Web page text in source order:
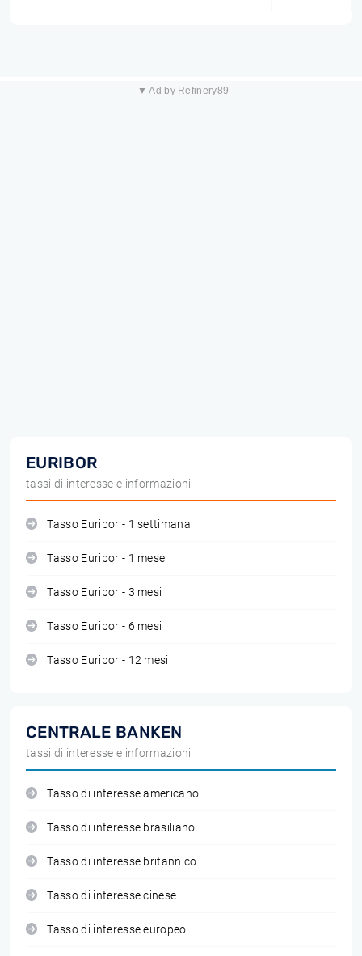
▼ Ad by Refinery89
EURIBOR
tassi di interesse e informazioni
Tasso Euribor - 1 settimana
Tasso Euribor - 1 mese
Tasso Euribor - 3 mesi
Tasso Euribor - 6 mesi
Tasso Euribor - 12 mesi
CENTRALE BANKEN
tassi di interesse e informazioni
Tasso di interesse americano
Tasso di interesse brasiliano
Tasso di interesse britannico
Tasso di interesse cinese
Tasso di interesse europeo